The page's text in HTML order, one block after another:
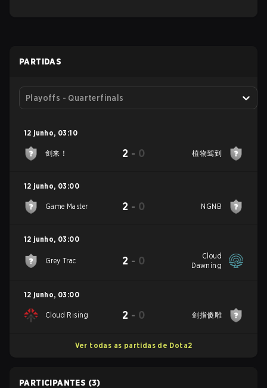
PARTIDAS
Playoffs - Quarterfinals
12 junho, 03:10
剑来！ 2 - 0 植物驾到
12 junho, 03:00
Game Master 2 - 0 NGNB
12 junho, 03:00
Grey Trac 2 - 0
Cloud
Dawning
12 junho, 03:00
Cloud Rising 2 - 0 剑指傻雕
Ver todas as partidas de Dota2
PARTICIPANTES (3)